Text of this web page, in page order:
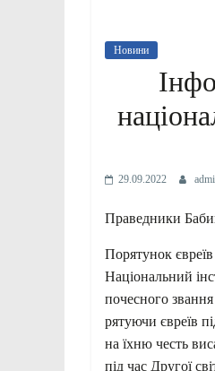
Новини
29.09.2022
Праведники
Порятунок
Національний
почесного
рятуючи євреїв
на їхню честь
під час Другої